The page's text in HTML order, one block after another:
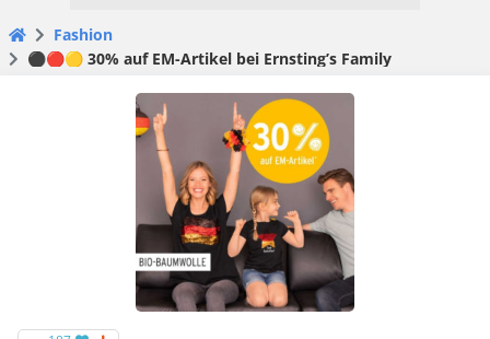
Fashion
⚫🔴🟡 30% auf EM-Artikel bei Ernsting’s Family